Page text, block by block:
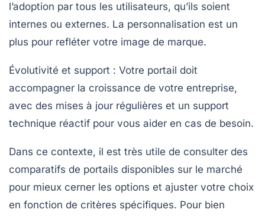
l’adoption par tous les utilisateurs, qu’ils soient
internes ou externes. La personnalisation est un
plus pour refléter votre image de marque.
Évolutivité et support : Votre portail doit
accompagner la croissance de votre entreprise,
avec des mises à jour régulières et un support
technique réactif pour vous aider en cas de besoin.
Dans ce contexte, il est très utile de consulter des
comparatifs de portails disponibles sur le marché
pour mieux cerner les options et ajuster votre choix
en fonction de critères spécifiques. Pour bien